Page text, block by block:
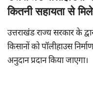
कितनी सहायता से
उत्तराखंड राज्य सरकार के
किसानों को पॉलीहाउस
अनुदान प्रदान किया जाएगा।